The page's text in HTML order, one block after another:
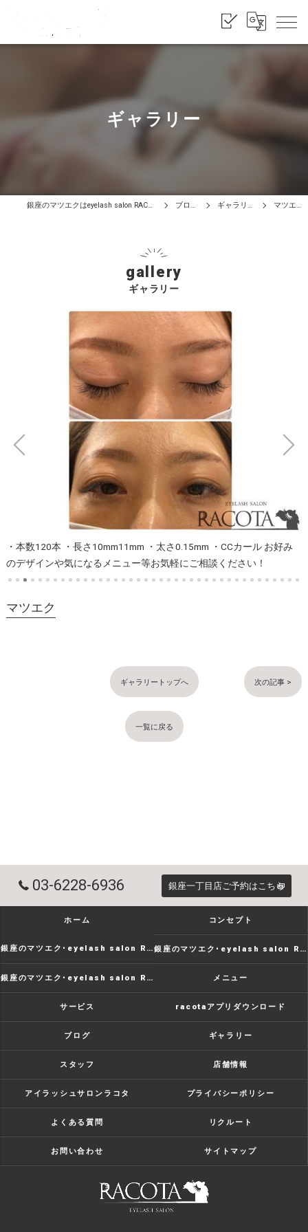
ギャラリー
銀座のマツエクはeyelash salon RACOTA ブログ ギャラリー マツエク
ギャラリー
gallery
・本数120本 ・長さ10mm11mm ・太さ0.15mm ・CCカール お好み
のデザインや気になるメニュー等お気軽にご相談ください！
マツエク
ギャラリートップへ 次の記事 >
一覧に戻る
03-6228-6936 銀座一丁目店ご予約はこちら
ホーム コンセプト
銀座のマツエク･eyelash salon RACOTAの口コミ情報 銀座のマツエク･eyelash salon RACOTAの評判
銀座のマツエク･eyelash salon RACOTAのお客様の声 メニュー
サービス racotaアプリダウンロード
ブログ ギャラリー
スタッフ 店舗情報
アイラッシュサロンラコタ プライバシーポリシー
よくある質問 リクルート
お問い合わせ サイトマップ